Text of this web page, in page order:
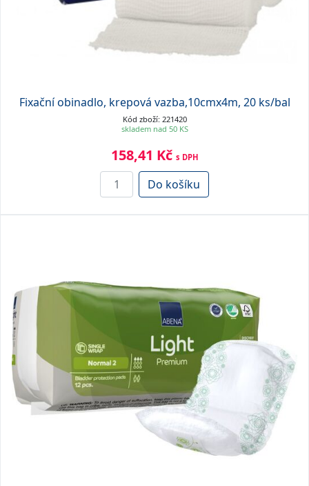
Fixační obinadlo, krepová vazba,10cmx4m, 20 ks/bal
Kód zboží: 221420
skladem nad 50 KS
158,41 Kč s DPH
Do košíku